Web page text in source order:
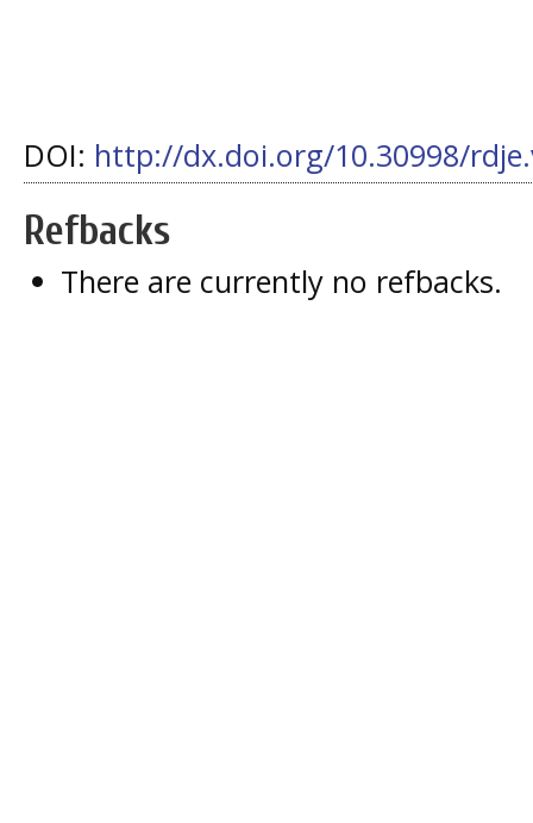
DOI: http://dx.doi.org/10.30998/
Refbacks
There are currently no refbacks.